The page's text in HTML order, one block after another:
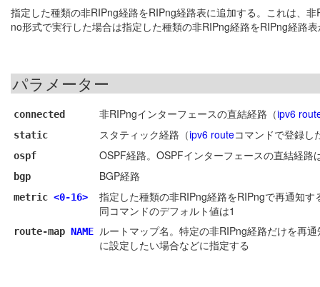
指定した種類の非RIPng経路をRIPng経路表に追加する。これは、
no形式で実行した場合は指定した種類の非RIPng経路をRIPng経路
パラメーター
connected 非RIPngインターフェースの直結経路（ipv6
static スタティック経路（ipv6 routeコマンドで登録し
ospf OSPF経路。OSPFインターフェースの直結経路
bgp BGP経路
metric <0-16>
指定した種類の非RIPng経路をRIPngで再通知
同コマンドのデフォルト値は1
route-map NAME ルートマップ名。特定の非RIPng経路だけを再
に設定したい場合などに指定する